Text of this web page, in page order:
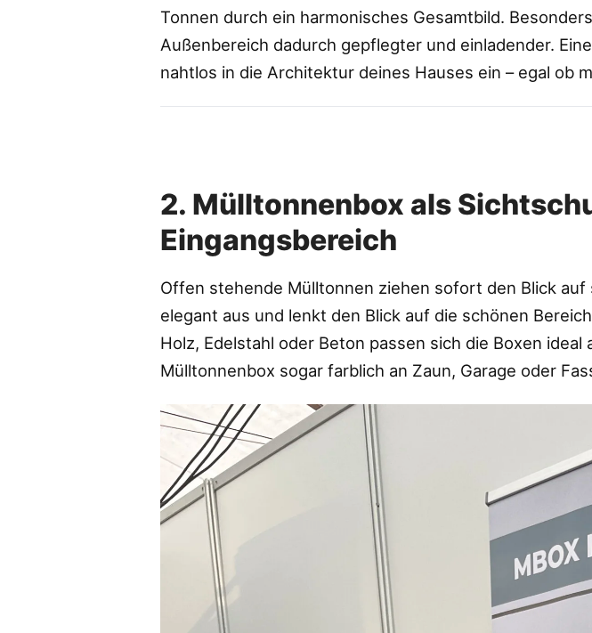
Tonnen durch ein harmonisches Gesamtbild.
Außenbereich dadurch gepflegter und einladender.
nahtlos in die Architektur deines Hauses ein – egal ob
2. Mülltonnenbox als
Eingangsbereich
Offen stehende Mülltonnen ziehen sofort den Blick
elegant aus und lenkt den Blick auf die schönen
Holz, Edelstahl oder Beton passen sich die Boxen
Mülltonnenbox sogar farblich an Zaun, Garage oder